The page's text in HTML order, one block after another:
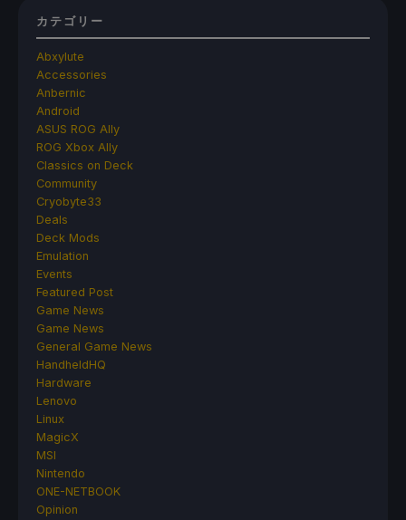
カテゴリー
Abxylute
Accessories
Anbernic
Android
ASUS ROG Ally
ROG Xbox Ally
Classics on Deck
Community
Cryobyte33
Deals
Deck Mods
Emulation
Events
Featured Post
Game News
Game News
General Game News
HandheldHQ
Hardware
Lenovo
Linux
MagicX
MSI
Nintendo
ONE-NETBOOK
Opinion